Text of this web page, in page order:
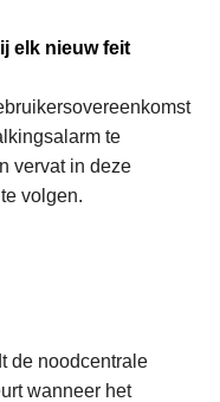
elk nieuw feit
te
vervat in deze
volgen.
de noodcentrale
wanneer het